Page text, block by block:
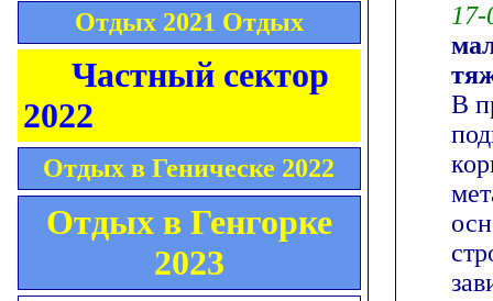
Отдых 2021 Отдых
Частный сектор
2022
Отдых в Геническе 2022
Отдых в Генгорке
2023
17-
В